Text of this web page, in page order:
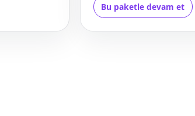
Bu paketle devam et